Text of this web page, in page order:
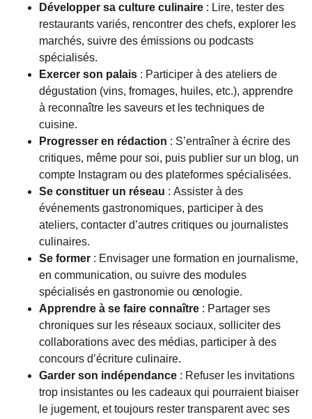
Développer sa culture culinaire : Lire, tester des
restaurants variés, rencontrer des chefs, explorer les
marchés, suivre des émissions ou podcasts
spécialisés.
Exercer son palais : Participer à des ateliers de
dégustation (vins, fromages, huiles, etc.), apprendre
à reconnaître les saveurs et les techniques de
cuisine.
Progresser en rédaction : S’entraîner à écrire des
critiques, même pour soi, puis publier sur un blog, un
compte Instagram ou des plateformes spécialisées.
Se constituer un réseau : Assister à des
événements gastronomiques, participer à des
ateliers, contacter d’autres critiques ou journalistes
culinaires.
Se former : Envisager une formation en journalisme,
en communication, ou suivre des modules
spécialisés en gastronomie ou œnologie.
Apprendre à se faire connaître : Partager ses
chroniques sur les réseaux sociaux, solliciter des
collaborations avec des médias, participer à des
concours d’écriture culinaire.
Garder son indépendance : Refuser les invitations
trop insistantes ou les cadeaux qui pourraient biaiser
le jugement, et toujours rester transparent avec ses